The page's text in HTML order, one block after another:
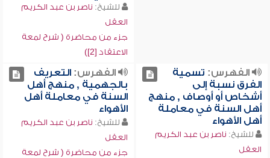
للشيخ: ناصر بن عبد الكريم
العقل
جزء من محاضرة ( شرح لمعة
الاعتقاد [2])
الفهرس: تسمية
الفرق نسبة إلى
أشخاص أو أوصاف , منهج
أهل السنة في معاملة
أهل الأهواء
للشيخ: ناصر بن عبد الكريم
العقل
الفهرس:التعريف
بالجهمية , منهج أهل
السنة في معاملة أهل
الأهواء
للشيخ: ناصر بن عبد الكريم
العقل
جزء من محاضرة ( شرح لمعة